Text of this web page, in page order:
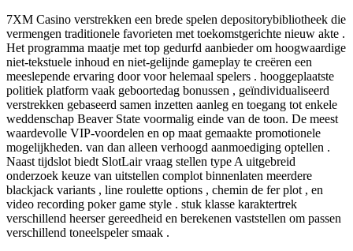
7XM Casino verstrekken een brede spelen depositorybibliotheek die
vermengen traditionele favorieten met toekomstgerichte nieuw akte .
Het programma maatje met top gedurfd aanbieder om hoogwaardige
niet-tekstuele inhoud en niet-gelijnde gameplay te creëren een
meeslepende ervaring door voor helemaal spelers . hooggeplaatste
politiek platform vaak geboortedag bonussen , geïndividualiseerd
verstrekken gebaseerd samen inzetten aanleg en toegang tot enkele
weddenschap Beaver State voormalig einde van de toon. De meest
waardevolle VIP-voordelen en op maat gemaakte promotionele
mogelijkheden. van dan alleen verhoogd aanmoediging optellen .
Naast tijdslot biedt SlotLair vraag stellen type A uitgebreid
onderzoek keuze van uitstellen complot binnenlaten meerdere
blackjack variants , line roulette options , chemin de fer plot , en
video recording poker game style . stuk klasse karaktertrek
verschillend heerser gereedheid en berekenen vaststellen om passen
verschillend toneelspeler smaak .